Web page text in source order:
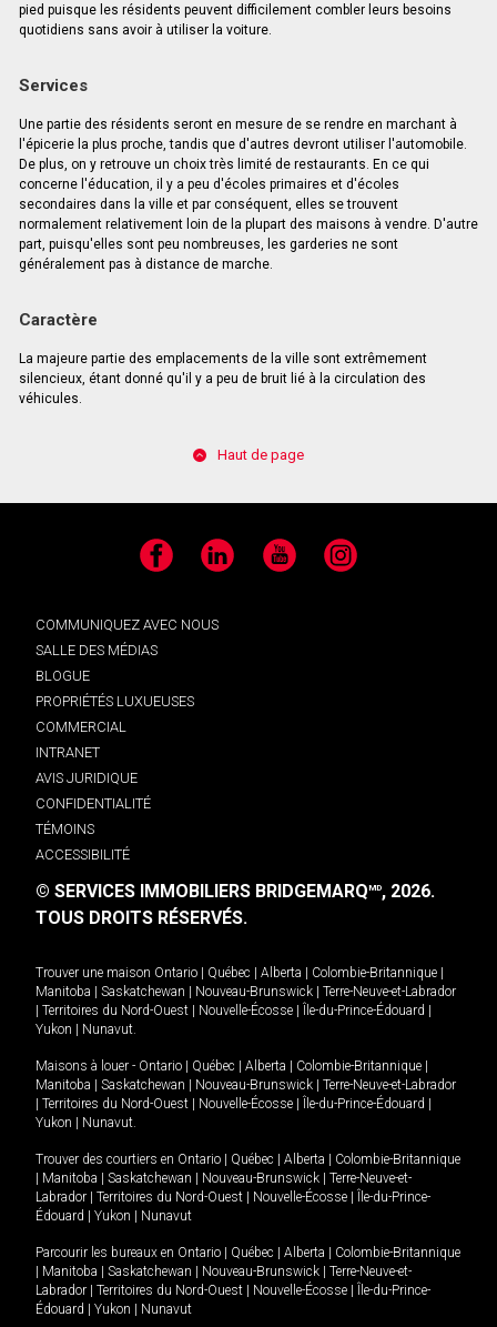
pied puisque les résidents peuvent difficilement combler leurs besoins
quotidiens sans avoir à utiliser la voiture.
Services
Une partie des résidents seront en mesure de se rendre en marchant à
l'épicerie la plus proche, tandis que d'autres devront utiliser l'automobile.
De plus, on y retrouve un choix très limité de restaurants. En ce qui
concerne l'éducation, il y a peu d'écoles primaires et d'écoles
secondaires dans la ville et par conséquent, elles se trouvent
normalement relativement loin de la plupart des maisons à vendre. D'autre
part, puisqu'elles sont peu nombreuses, les garderies ne sont
généralement pas à distance de marche.
Caractère
La majeure partie des emplacements de la ville sont extrêmement
silencieux, étant donné qu'il y a peu de bruit lié à la circulation des
véhicules.
Haut de page
Facebook LinkedIn YouTube Instagram
COMMUNIQUEZ AVEC NOUS
SALLE DES MÉDIAS
BLOGUE
PROPRIÉTÉS LUXUEUSES
COMMERCIAL
INTRANET
AVIS JURIDIQUE
CONFIDENTIALITÉ
TÉMOINS
ACCESSIBILITÉ
© SERVICES IMMOBILIERS BRIDGEMARQMD, 2026.
TOUS DROITS RÉSERVÉS.
Trouver une maison Ontario Québec Alberta Colombie-Britannique
Manitoba
Saskatchewan Nouveau-Brunswick
Terre-Neuve-et-Labrador
Territoires du Nord-Ouest Nouvelle-Écosse Île-du-Prince-Édouard
Yukon
Nunavut.
Maisons à louer - Ontario Québec Alberta Colombie-Britannique
Manitoba
Saskatchewan Nouveau-Brunswick
Terre-Neuve-et-Labrador
Territoires du Nord-Ouest Nouvelle-Écosse Île-du-Prince-Édouard
Yukon
Nunavut.
Trouver des courtiers en Ontario Québec Alberta
Colombie-Britannique
Manitoba Saskatchewan Nouveau-Brunswick
Terre-Neuve-et-
Labrador
Territoires du Nord-Ouest Nouvelle-Écosse
Île-du-Prince-
Édouard
Yukon Nunavut
Parcourir les bureaux en Ontario Québec Alberta
Colombie-Britannique
Manitoba Saskatchewan Nouveau-Brunswick
Terre-Neuve-et-
Labrador
Territoires du Nord-Ouest Nouvelle-Écosse
Île-du-Prince-
Édouard
Yukon Nunavut